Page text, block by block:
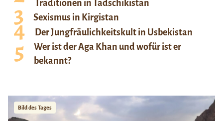
Traditionen in Tadschikistan
Sexismus in Kirgistan
Der Jungfräulichkeitskult in Usbekistan
Wer ist der Aga Khan und wofür ist er
bekannt?
Bild des Tages